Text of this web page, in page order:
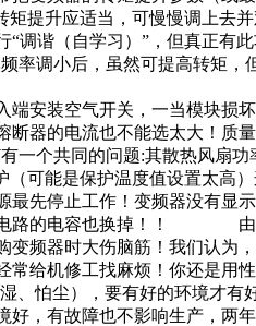
矩提升应适当，可慢慢调上去
“调谐（自学习）”，但真正有
率调小后，虽然可提高转矩
端安装空气开关，一当模块损
！熔断器的电流也不能选
一个共同的问题:其散热风扇
（可能是保护温度值设置太高
最先停止工作！变频器没有显
电路的电容也换掉！！ 由于
变频器时大伤脑筋！我们认为
常给机修工找麻烦！你还是用
、怕尘），要有好的环境才
好，有故障也不影响生产，两